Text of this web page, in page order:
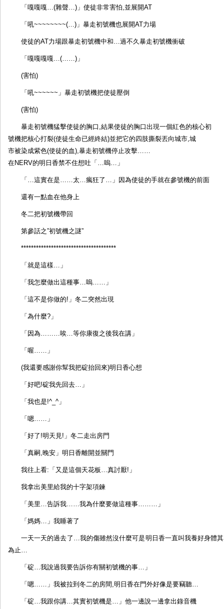
「嘎嘎嘎…(雜聲…)」使徒非常害怕,並展開AT
「吼~~~~~~~~(…)」暴走初號機也展開AT力場
使徒的AT力場跟暴走初號機中和…過不久暴走初號機衝破
「嘎嘎嘎嘎…(……)」
(害怕)
「吼~~~~~~」暴走初號機把使徒壓倒
(害怕)
暴走初號機猛擊使徒的胸口,結果使徒的胸口出現一個紅色的核心初
號機把核心打裂(使徒生命已經終結)並把它的四肢撕裂丟向城市,城
市被染成紫色(使徒的血),暴走初號機停止攻擊……
在NERV的明日香禁不住想吐「…嗚…」
「…這實在是……太…瘋狂了…」因為使徒的手就在參號機的前面
還有一點血在他身上
冬二把初號機帶回
第參話之”初號機之謎”
**************************************
「就是這樣…」
「我怎麼做出這種事…嗚……」
「這不是你做的!」冬二突然出現
「為什麼?」
「因為………唉…等你康復之後我在講」
「喔……」
(我還要感謝你幫我把碇抬回來)明日香心想
「好吧!碇我先回去…」
「我也是!^_^」
「嗯……」
「好了!明天見!」冬二走出房門
「真嗣,晚安」明日香離開並關門
我往上看:「又是這個天花板…真討厭!」
我拿出美里給我的十字架項鍊
「美里…告訴我……我為什麼要做這種事………」
「媽媽…」我睡著了
一天一天的過去了…我的傷雖然沒什麼可是明日香一直叫我養好身體
為止…
「碇…我說過我要告訴你有關初號機的事…」
「嗯……」我被拉到冬二的房間,明日香在門外好像是要竊聽…
「碇…我跟你講…其實初號機是…」他一邊說一邊拿出錄音機